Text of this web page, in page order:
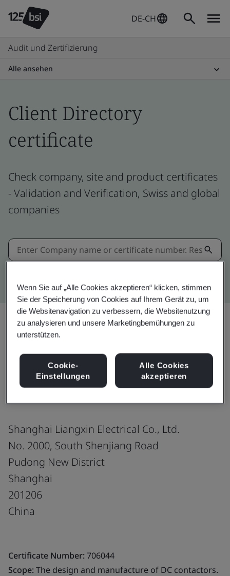
DE-CH
Audit und Zertifizierung
Alle ansehen
Client Directory
certificate
Check company, site and product certificates
- Validation and Verification, Swiss and global
companies
IATF 16949:2016
Shanghai Liangxin Electrical Co., Ltd.
No. 2000, South Shenjiang Road
Pudong New District
Shanghai
201206
China
Certificate Number:706044
Scope:The design and manufacture of DC contactors.
Wenn Sie auf „Alle Cookies akzeptieren“ klicken, stimmen
Sie der Speicherung von Cookies auf Ihrem Gerät zu, um
die Websitenavigation zu verbessern, die Websitenutzung
zu analysieren und unsere Marketingbemühungen zu
unterstützen.
Cookie-
Einstellungen
Alle Cookies
akzeptieren